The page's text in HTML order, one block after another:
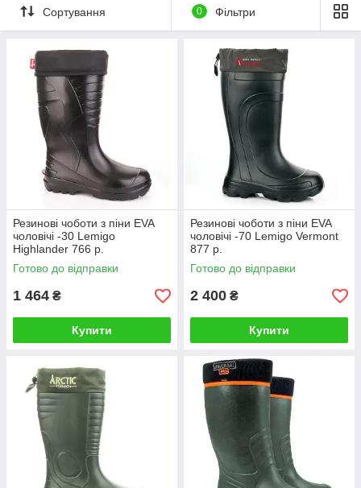
Сортування 0 Фільтри
Резинові чоботи з піни EVA
чоловічі -30 Lemigo
Highlander 766 р.
Готово до відправки
1 464 ₴
Купити
Резинові чоботи з піни EVA
чоловічі -70 Lemigo Vermont
877 р.
Готово до відправки
2 400 ₴
Купити